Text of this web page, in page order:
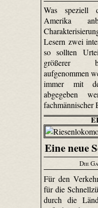
Was speziell
Amerika
Lesern zwei
so sollten
größerer
aufgenommen
immer mit
abgegeben
fachmännischer
Eine neue
Die
Für den
für die
durch die